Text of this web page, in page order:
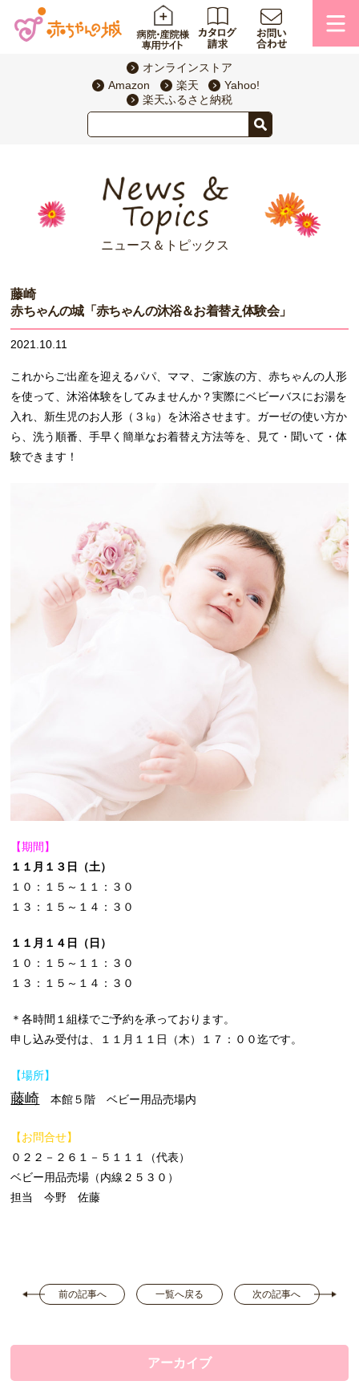
オンラインストア
Amazon
楽天
Yahoo!
楽天ふるさと納税
ニュース＆トピックス
藤崎
赤ちゃんの城「赤ちゃんの沐浴＆お着替え体験会」
2021.10.11
これからご出産を迎えるパパ、ママ、ご家族の方、赤ちゃんの人形
を使って、沐浴体験をしてみませんか？実際にベビーバスにお湯を
入れ、新生児のお人形（３㎏）を沐浴させます。ガーゼの使い方か
ら、洗う順番、手早く簡単なお着替え方法等を、見て・聞いて・体
験できます！
【期間】
１１月１３日（土）
１０：１５～１１：３０
１３：１５～１４：３０
１１月１４日（日）
１０：１５～１１：３０
１３：１５～１４：３０
＊各時間１組様でご予約を承っております。
申し込み受付は、１１月１１日（木）１７：００迄です。
【場所】
藤崎 本館５階 ベビー用品売場内
【お問合せ】
０２２－２６１－５１１１（代表）
ベビー用品売場（内線２５３０）
担当 今野 佐藤
前の記事へ 一覧へ戻る 次の記事へ
アーカイブ